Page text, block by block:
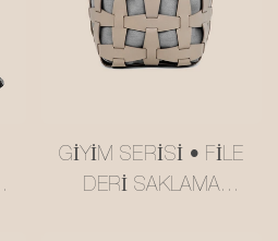
GIYIM SERISI • FILE
DERI SAKLAMA